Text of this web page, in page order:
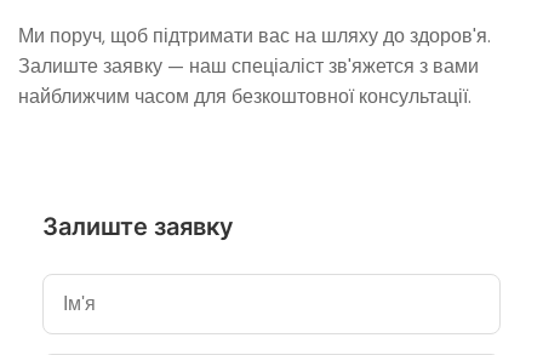
Ми поруч, щоб підтримати вас на шляху до здоров'я.
Залиште заявку — наш спеціаліст зв'яжется з вами
найближчим часом для безкоштовної консультації.
Залиште заявку